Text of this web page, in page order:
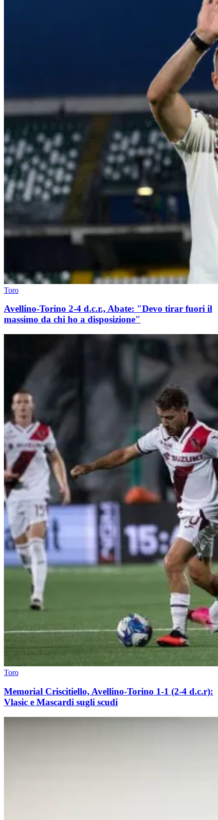
Toro
Avellino-Torino 2-4 d.c.r., Abate: "Devo tirar fuori il
massimo da chi ho a disposizione"
Toro
Memorial Criscitiello, Avellino-Torino 1-1 (2-4 d.c.r):
Vlasic e Mascardi sugli scudi